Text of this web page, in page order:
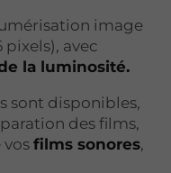
image
pixels), avec
la luminosité.
sont disponibles,
des films,
films sonores,